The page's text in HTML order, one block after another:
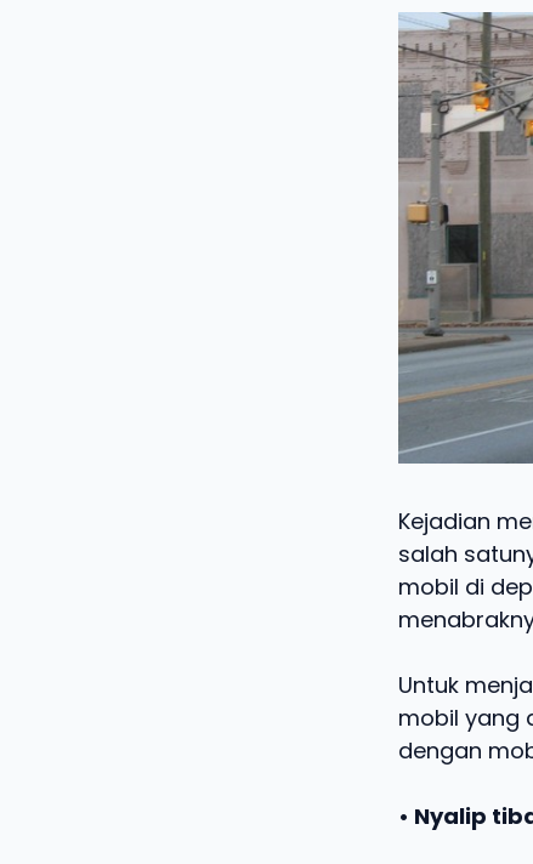
Kejadian
salah
mobil di
Untuk
mobil yang
dengan
• Nyalip